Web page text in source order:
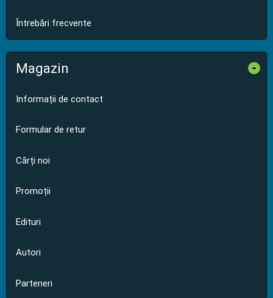
Întrebări frecvente
Magazin -
Informații de contact
Formular de retur
Cărți noi
Promoții
Edituri
Autori
Parteneri